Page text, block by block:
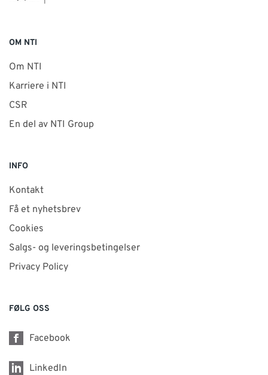
OM NTI
Om NTI
Karriere i NTI
CSR
En del av NTI Group
INFO
Kontakt
Få et nyhetsbrev
Cookies
Salgs- og leveringsbetingelser
Privacy Policy
FØLG OSS
Facebook
LinkedIn